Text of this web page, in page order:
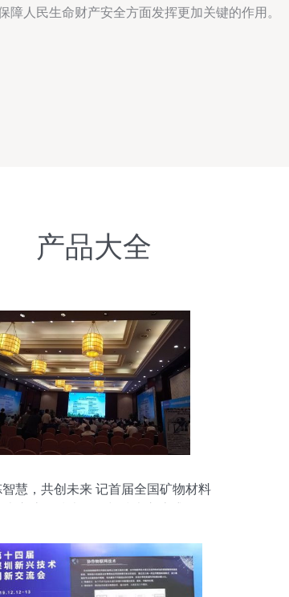
人民生命财产安全方面发挥更加关键的作用。
产品大全
慧，共创未来 记首届全国矿物材料